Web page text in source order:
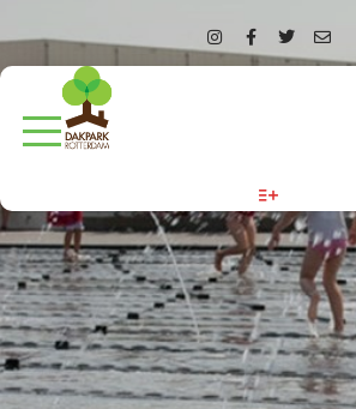
More info